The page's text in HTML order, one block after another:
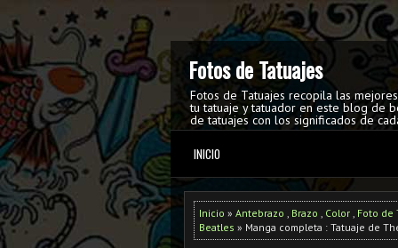
Fotos de Tatuajes
Fotos de Tatuajes recopila las
tu tatuaje y tatuador en este blog de
de tatuajes con los significados de
INICIO
Inicio » Antebrazo , Brazo , Color , Foto de
Beatles » Manga completa : Tatuaje de